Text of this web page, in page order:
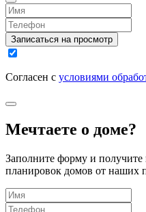
Записаться на просмотр
Согласен с условиями
Мечтаете о доме?
Заполните форму и
планировок домов от наших